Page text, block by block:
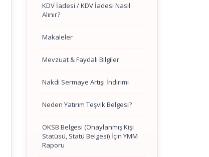
KDV İadesi / KDV İadesi Nasıl
Alınır?
Makaleler
Mevzuat & Faydalı Bilgiler
Nakdi Sermaye Artışı İndirimi
Neden Yatırım Teşvik Belgesi?
OKSB Belgesi (Onaylanmış Kişi
Statüsü, Statü Belgesi) İçin YMM
Raporu